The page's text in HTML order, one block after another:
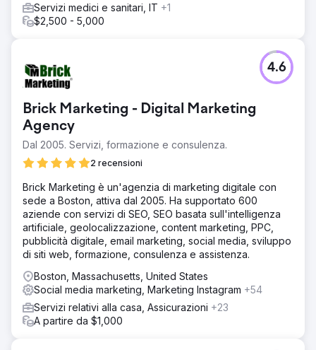
Servizi medici e sanitari, IT +1
$2,500 - 5,000
Brick Marketing - Digital Marketing
Agency
Dal 2005. Servizi, formazione e consulenza.
2 recensioni
4.6
Brick Marketing è un'agenzia di marketing digitale con
sede a Boston, attiva dal 2005. Ha supportato 600
aziende con servizi di SEO, SEO basata sull'intelligenza
artificiale, geolocalizzazione, content marketing, PPC,
pubblicità digitale, email marketing, social media, sviluppo
di siti web, formazione, consulenza e assistenza.
Boston, Massachusetts, United States
Social media marketing, Marketing Instagram +54
Servizi relativi alla casa, Assicurazioni +23
A partire da $1,000